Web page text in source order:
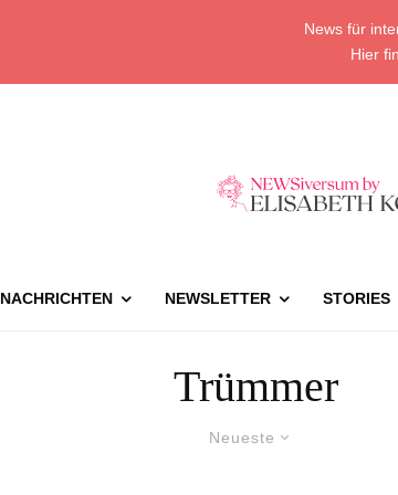
News für
Hier
NACHRICHTEN NEWSLETTER STORIES
Trümmer
Neueste